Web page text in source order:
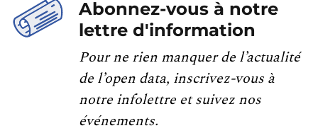
Abonnez-vous à notre
lettre d'information
Pour ne rien manquer de l’actualité
de l’open data, inscrivez-vous à
notre infolettre et suivez nos
événements.